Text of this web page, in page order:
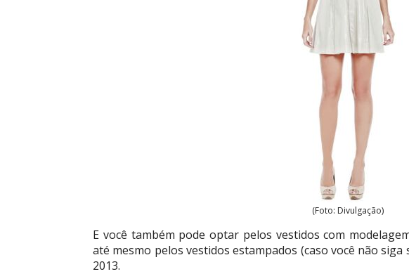
(Foto: Divulgação)
E você também pode optar pelos vestidos com
até mesmo pelos vestidos estampados (caso você não
2013.